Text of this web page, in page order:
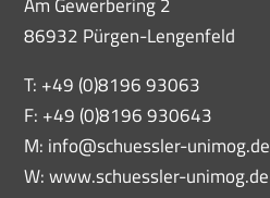
86932 Pürgen-Lengenfeld
T: +49 (0)8196 93063
F: +49 (0)8196 930643
M: info@schuessler-unimog.de
W: www.schuessler-unimog.de